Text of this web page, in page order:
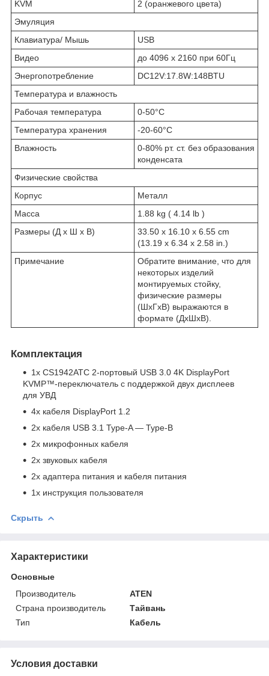
KVM
2 (оранжевого цвета)
Эмуляция
Клавиатура/ Мышь
USB
Видео
до 4096 x 2160 при 60Гц
Энергопотребление
DC12V:17.8W:148BTU
Температура и влажность
Рабочая температура
0-50°C
Температура хранения
-20-60°C
Влажность
0-80% рт. ст. без образования
конденсата
Физические свойства
Корпус
Металл
Масса
1.88 kg ( 4.14 lb )
Размеры (Д х Ш х В)
33.50 x 16.10 x 6.55 cm
(13.19 x 6.34 x 2.58 in.)
Примечание
Обратите внимание, что для
некоторых изделий
монтируемых стойку,
физические размеры
(ШxГxВ) выражаются в
формате (ДxШxВ).
Комплектация
1x CS1942ATC 2-портовый USB 3.0 4K DisplayPort
KVMP™-переключатель с поддержкой двух дисплеев
для УВД
4x кабеля DisplayPort 1.2
2x кабеля USB 3.1 Type-A — Type-B
2x микрофонных кабеля
2x звуковых кабеля
2x адаптера питания и кабеля питания
1x инструкция пользователя
Скрыть
Характеристики
Основные
Производитель
ATEN
Страна производитель
Тайвань
Тип
Кабель
Условия доставки